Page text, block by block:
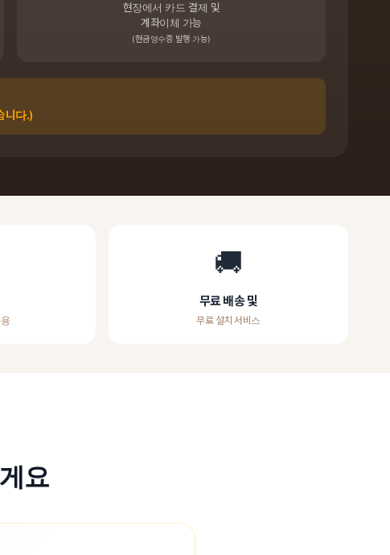
현장에서 카드 결제 및
계좌이체 가능
(현금영수증 발행 가능)
니다.)
🚚
무료 배송 및
무료 설치 서비스
요